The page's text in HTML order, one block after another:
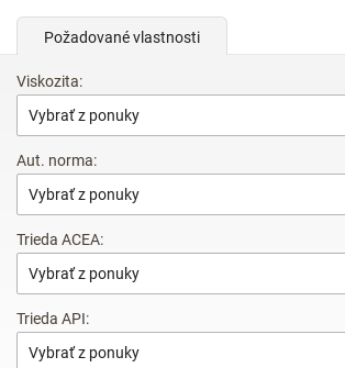
Požadované vlastnosti
Viskozita:
Vybrať z ponuky
Aut. norma:
Vybrať z ponuky
Trieda ACEA:
Vybrať z ponuky
Trieda API:
Vybrať z ponuky